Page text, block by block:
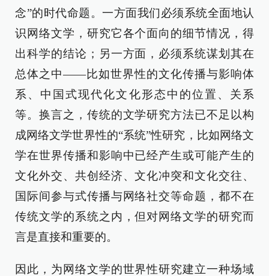
念”的时代命题。一方面我们必须系统全面地认
识网络文学，研究它各个面向的细节情况，得
出科学的结论；另一方面，必须系统谋划其在
总体之中——比如世界性的文化传播与影响体
系、中国式现代化文化形态中的位置、关系
等。换言之，传统的文学研究方法已不足以构
成网络文学世界性的“系统”性研究，比如网络文
学在世界传播和影响中已经产生或可能产生的
文化外交、共创经济、文化冲突和文化交往、
国际间参与式传播与网络社交等命题，都不在
传统文学的系统之内，但对网络文学的研究而
言是直接和重要的。
因此，为网络文学的世界性研究建立一种场域